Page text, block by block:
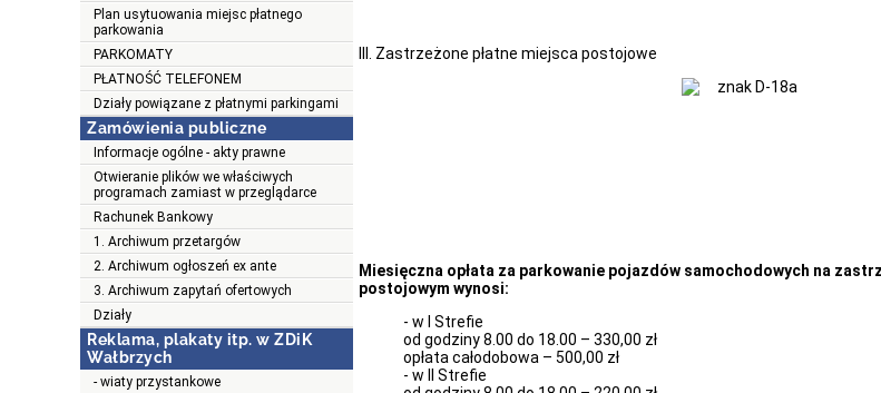
Plan usytuowania miejsc płatnego
parkowania
PARKOMATY
PŁATNOŚĆ TELEFONEM
Działy powiązane z płatnymi parkingami
Zamówienia publiczne
Informacje ogólne - akty prawne
Otwieranie plików we właściwych
programach zamiast w przeglądarce
Rachunek Bankowy
1. Archiwum przetargów
2. Archiwum ogłoszeń ex ante
3. Archiwum zapytań ofertowych
Działy
Reklama, plakaty itp. w ZDiK
Wałbrzych
- wiaty przystankowe
III. Zastrzeżone płatne miejsca postojowe
Miesięczna opłata za parkowanie pojazdów samochodowych na
postojowym wynosi:
- w I Strefie
od godziny 8.00 do 18.00 – 330,00 zł
opłata całodobowa – 500,00 zł
- w II Strefie